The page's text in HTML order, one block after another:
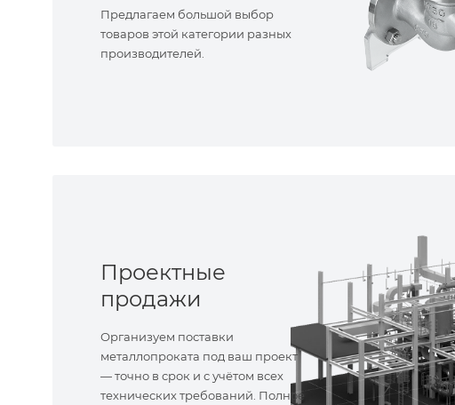
Предлагаем большой выбор
товаров этой категории разных
производителей.
Проектные
продажи
Организуем поставки
металлопроката под ваш проект
— точно в срок и с учётом всех
технических требований. Полное